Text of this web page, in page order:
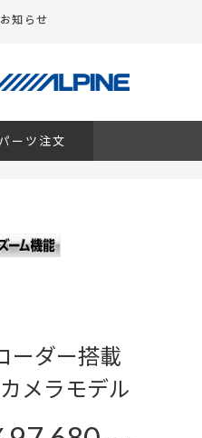
知らせ
ーツ注文
ーダー搭載
メラモデル